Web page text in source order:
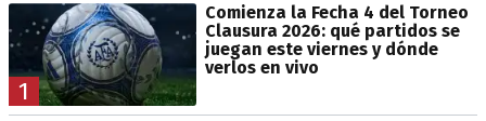
1
Comienza la Fecha 4 del Torneo
Clausura 2026: qué partidos se
juegan este viernes y dónde
verlos en vivo